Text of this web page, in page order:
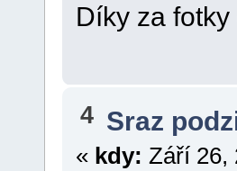
Díky za
4 Sraz
« kdy: Září 26,